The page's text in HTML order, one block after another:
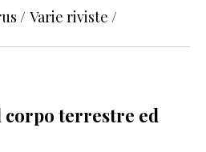
/ Varie riviste /
terrestre ed